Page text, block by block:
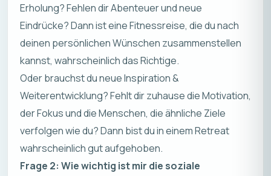
Erholung? Fehlen dir Abenteuer und neue
Eindrücke? Dann ist eine Fitnessreise, die du nach
deinen persönlichen Wünschen zusammenstellen
kannst, wahrscheinlich das Richtige.
Oder brauchst du neue Inspiration &
Weiterentwicklung? Fehlt dir zuhause die Motivation,
der Fokus und die Menschen, die ähnliche Ziele
verfolgen wie du? Dann bist du in einem Retreat
wahrscheinlich gut aufgehoben.
Frage 2: Wie wichtig ist mir die soziale